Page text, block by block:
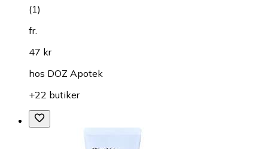
(1)
fr.
47 kr
hos DOZ Apotek
+22 butiker